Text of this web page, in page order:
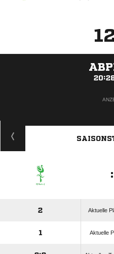
:
2 Aktuelle
1 Aktuelle